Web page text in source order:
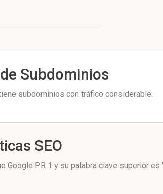
Subdominios
subdominios con tráfico considerable.
SEO
Google PR 1 y su palabra clave superior es